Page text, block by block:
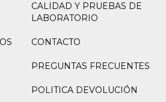
CALIDAD Y PRUEBAS DE
LABORATORIO
CONTACTO
PREGUNTAS FRECUENTES
POLITICA DEVOLUCIÓN